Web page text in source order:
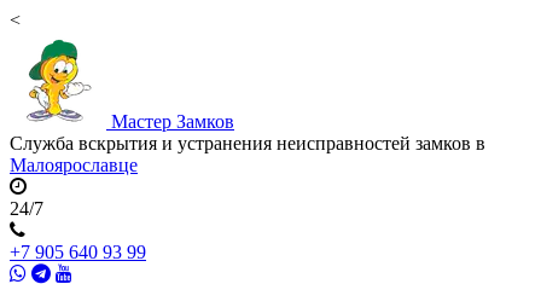
<
Мастер Замков
Служба вскрытия и устранения неисправностей замков в
Малоярославце
24/7
+7 905 640 93 99